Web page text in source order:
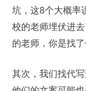
坑，这8个大概率
校的老师埋伏进
的老师，你是找了
其次，我们找代